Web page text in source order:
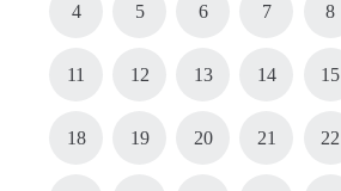
4 5 6 7 8
11 12 13 14 15
18 19 20 21 22